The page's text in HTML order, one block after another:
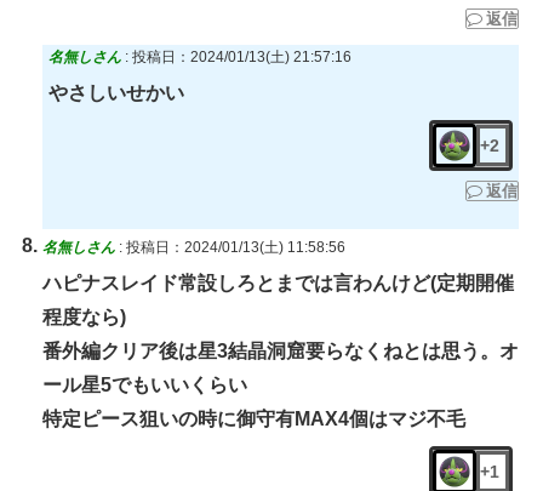
返信
名無しさん : 投稿日：2024/01/13(土) 21:57:16
やさしいせかい
+2
返信
名無しさん : 投稿日：2024/01/13(土) 11:58:56
ハピナスレイド常設しろとまでは言わんけど(定期開催
程度なら)
番外編クリア後は星3結晶洞窟要らなくねとは思う。オ
ール星5でもいいくらい
特定ピース狙いの時に御守有MAX4個はマジ不毛
+1